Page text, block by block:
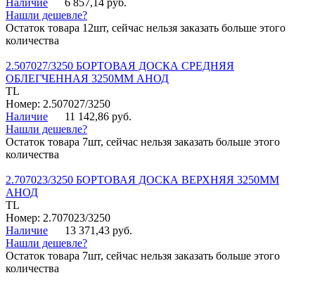
Наличие
6 857,14 руб.
Нашли дешевле?
Остаток товара 12шт, сейчас нельзя заказать больше этого
количества
2.507027/3250 БОРТОВАЯ ДОСКА СРЕДНЯЯ
ОБЛЕГЧЕННАЯ 3250ММ АНОД
TL
Номер: 2.507027/3250
Наличие
11 142,86 руб.
Нашли дешевле?
Остаток товара 7шт, сейчас нельзя заказать больше этого
количества
2.707023/3250 БОРТОВАЯ ДОСКА ВЕРХНЯЯ 3250ММ
АНОД
TL
Номер: 2.707023/3250
Наличие
13 371,43 руб.
Нашли дешевле?
Остаток товара 7шт, сейчас нельзя заказать больше этого
количества